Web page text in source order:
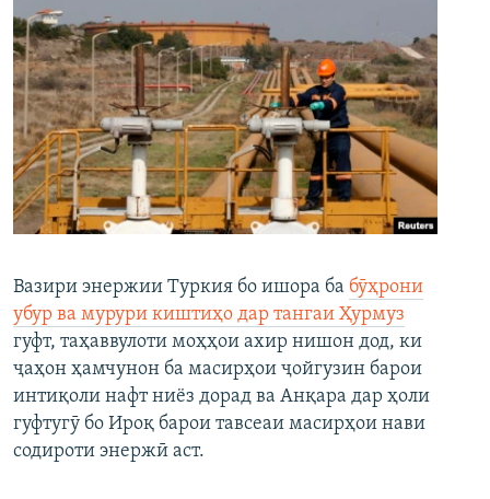
Вазири энержии Туркия бо ишора ба бӯҳрони
убур ва мурури киштиҳо дар тангаи Ҳурмуз
гуфт, таҳаввулоти моҳҳои ахир нишон дод, ки
ҷаҳон ҳамчунон ба масирҳои ҷойгузин барои
интиқоли нафт ниёз дорад ва Анқара дар ҳоли
гуфтугӯ бо Ироқ барои тавсеаи масирҳои нави
содироти энержӣ аст.